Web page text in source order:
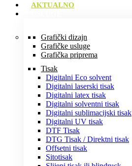
AKTUALNO
Grafički dizajn
Grafičke usluge
Grafička priprema
Tisak
Digitalni Eco solvent
Digitalni laserski tisak
Digitalni latex tisak
Digitalni solventni tisak
Digitalni sublimacijski tisak
Digitalni UV tisak
DTF Tisak
DTG Tisak / Direktni tisak
Offsetni tisak
Sitotisak